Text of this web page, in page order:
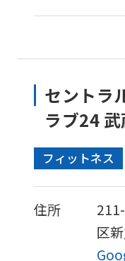
セントラ
ラブ24
フィットネス
住所
区